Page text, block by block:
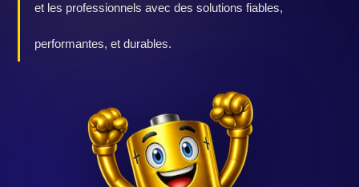
et les professionnels avec des solutions fiables,
performantes, et durables.